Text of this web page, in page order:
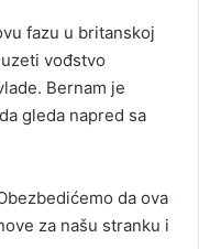
fazu u britanskoj
vođstvo
Bernam je
gleda napred sa
da ova
za našu stranku i